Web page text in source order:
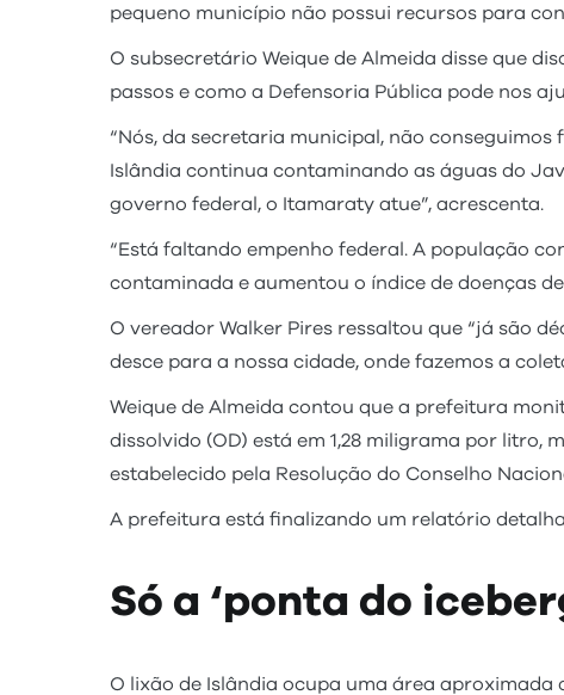
pequeno município não possui recursos para
O subsecretário Weique de Almeida disse que
passos e como a Defensoria Pública pode nos
“Nós, da secretaria municipal, não
Islândia continua contaminando as águas do
governo federal, o Itamaraty atue”, acrescenta.
“Está faltando empenho federal. A população
contaminada e aumentou o índice de doenças
O vereador Walker Pires ressaltou que “já são
desce para a nossa cidade, onde fazemos a
Weique de Almeida contou que a prefeitura
dissolvido (OD) está em 1,28 miligrama por
estabelecido pela Resolução do Conselho
A prefeitura está finalizando um relatório
Só a ‘ponta do
O lixão de Islândia ocupa uma área aproximada